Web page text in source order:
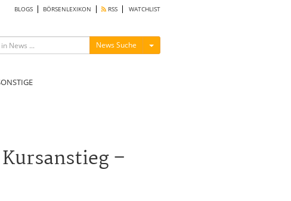
BLOGS BÖRSENLEXIKON RSS WATCHLIST
News Suche Menü ein-/ausblenden
–